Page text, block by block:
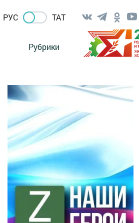
РУС ТАТ
Рубрики